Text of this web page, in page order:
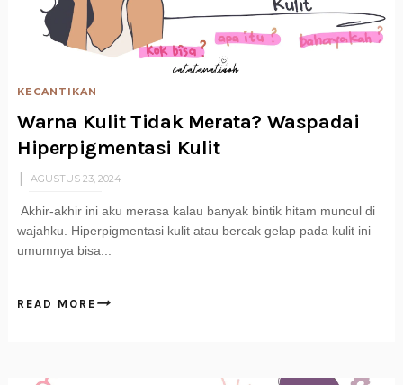
KECANTIKAN
Warna Kulit Tidak Merata? Waspadai
Hiperpigmentasi Kulit
AGUSTUS 23, 2024
Akhir-akhir ini aku merasa kalau banyak bintik hitam muncul di
wajahku. Hiperpigmentasi kulit atau bercak gelap pada kulit ini
umumnya bisa...
READ MORE